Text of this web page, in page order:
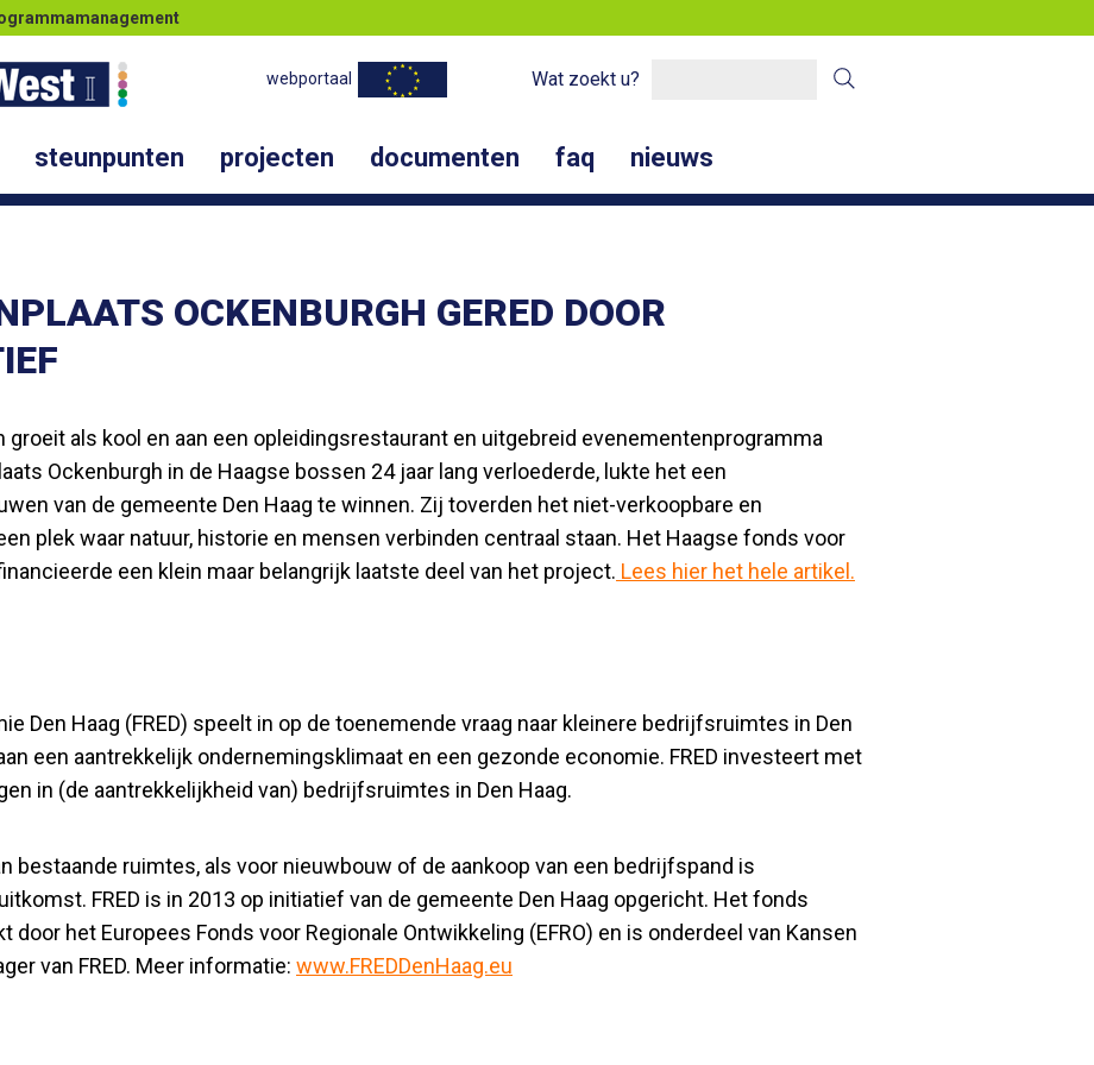
Wat zoekt u?
webportaal
steunpunten projecten documenten faq
nieuws
OCKENBURGH GERED DOOR
groeit als kool en aan een opleidingsrestaurant en uitgebreid evenementenprogramma
Ockenburgh in de Haagse bossen 24 jaar lang verloederde, lukte het een
van de gemeente Den Haag te winnen. Zij toverden het niet-verkoopbare en
plek waar natuur, historie en mensen verbinden centraal staan. Het Haagse fonds voor
een klein maar belangrijk laatste deel van het project. Lees hier het hele artikel.
Den Haag (FRED) speelt in op de toenemende vraag naar kleinere bedrijfsruimtes in Den
een aantrekkelijk ondernemingsklimaat en een gezonde economie. FRED investeert met
in (de aantrekkelijkheid van) bedrijfsruimtes in Den Haag.
bestaande ruimtes, als voor nieuwbouw of de aankoop van een bedrijfspand is
FRED is in 2013 op initiatief van de gemeente Den Haag opgericht. Het fonds
het Europees Fonds voor Regionale Ontwikkeling (EFRO) en is onderdeel van Kansen
van FRED. Meer informatie: www.FREDDenHaag.eu